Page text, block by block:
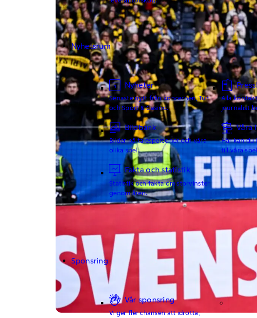
Nyhetsrum
Nyheter
Senaste nytt från koncernen, Tur
och Sport & Casino.
Alla
journalist
Bildbank
Bilder på talespersoner och våra
olika spel.
Våra
Här kan du
till våra
Fakta och statistik
Statistik och fakta om storvinster
genom åren.
Sponsring
Vår sponsring
Vi ger fler chansen att idrotta,